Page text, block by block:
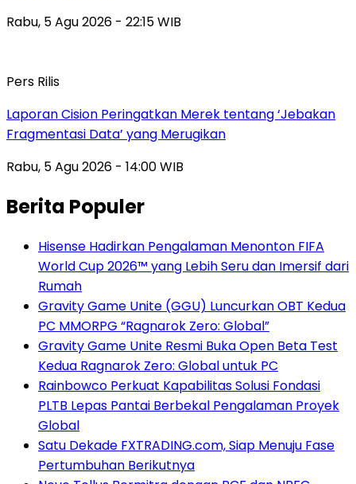
Rabu, 5 Agu 2026 - 22:15 WIB
Pers Rilis
Laporan Cision Peringatkan Merek tentang ‘Jebakan
Fragmentasi Data’ yang Merugikan
Rabu, 5 Agu 2026 - 14:00 WIB
Berita Populer
Hisense Hadirkan Pengalaman Menonton FIFA
World Cup 2026™ yang Lebih Seru dan Imersif dari
Rumah
Gravity Game Unite (GGU) Luncurkan OBT Kedua
PC MMORPG “Ragnarok Zero: Global”
Gravity Game Unite Resmi Buka Open Beta Test
Kedua Ragnarok Zero: Global untuk PC
Rainbowco Perkuat Kapabilitas Solusi Fondasi
PLTB Lepas Pantai Berbekal Pengalaman Proyek
Global
Satu Dekade FXTRADING.com, Siap Menuju Fase
Pertumbuhan Berikutnya